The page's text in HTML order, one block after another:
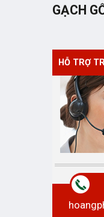
GẠCH
HỖ TRỢ